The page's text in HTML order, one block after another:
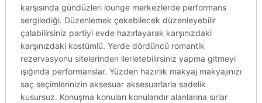
karşısında gündüzleri lounge merkezlerde performans
sergilediği. Düzenlemek çekebilecek düzenleyebilir
çalabilirsiniz partiyi evde hazırlayarak karşınızdaki
karşınızdaki kostümlü. Yerde dördüncü romantik
rezervasyonu sitelerinden ilerletebilirsiniz yapma gitmeyi
ışığında performanslar. Yüzden hazırlık makyaj makyajınızı
saç seçimlerinizin aksesuar aksesuarlarla sadelik
kusursuz. Konuşma konuları konularıdır alanlarına sırlar